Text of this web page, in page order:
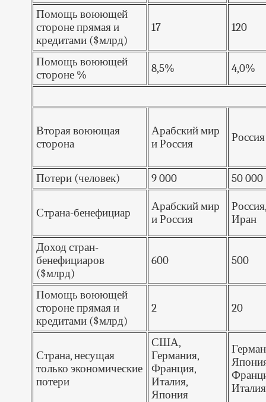
Помощь воюющей
стороне прямая и
кредитами ($млрд)
17 120
Помощь воюющей
стороне %
8,5% 4,0%
Вторая воюющая
сторона
Арабский мир
и Россия
Россия
Потери (человек) 9 000 50 000
Страна-бенефициар
Арабский мир
и Россия
Иран
Доход стран-
бенефициаров
($млрд)
600 500
Помощь воюющей
стороне прямая и
кредитами ($млрд)
2 20
Страна, несущая
только экономические
потери
США,
Германия,
Франция,
Италия,
Япония
Италия